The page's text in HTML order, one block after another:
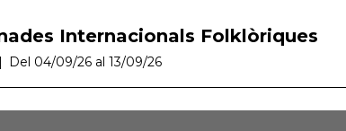
Internacionals Folklòriques
Del 04/09/26 al 13/09/26